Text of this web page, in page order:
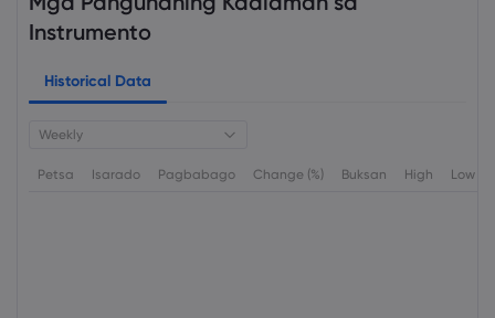
Instrumento
Historical Data
Weekly
Petsa Isarado Pagbabago Change (%) Buksan High Low